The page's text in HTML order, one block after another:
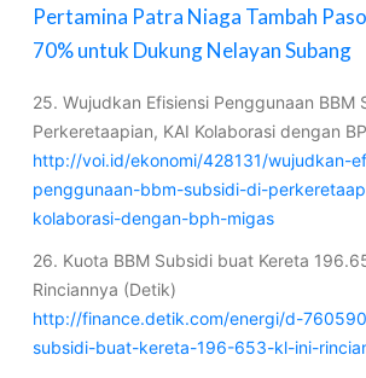
Pertamina Patra Niaga Tambah
70% untuk Dukung Nelayan Subang
25. Wujudkan Efisiensi Penggunaan BBM
Perkeretaapian, KAI Kolaborasi dengan
http://voi.id/ekonomi/428131/wujudkan-
penggunaan-bbm-subsidi-di-
kolaborasi-dengan-bph-migas
26. Kuota BBM Subsidi buat Kereta
Rinciannya (Detik)
http://finance.detik.com/energi/d-
subsidi-buat-kereta-196-653-kl-ini-